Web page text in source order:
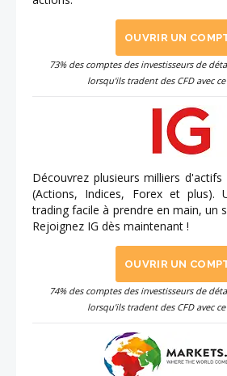
OUVRIR UN
73% des comptes des investisseurs de
lorsqu'ils tradent des CFD avec
Découvrez plusieurs milliers
(Actions, Indices, Forex et plus).
trading facile à prendre en main, un
Rejoignez IG dès maintenant !
OUVRIR UN
74% des comptes des investisseurs de
lorsqu'ils tradent des CFD avec